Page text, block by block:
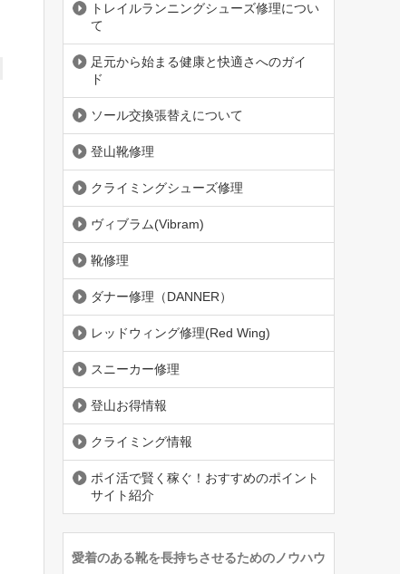
トレイルランニングシューズ修理につい
て
足元から始まる健康と快適さへのガイ
ド
ソール交換張替えについて
登山靴修理
クライミングシューズ修理
ヴィブラム(Vibram)
靴修理
ダナー修理（DANNER）
レッドウィング修理(Red Wing)
スニーカー修理
登山お得情報
クライミング情報
ポイ活で賢く稼ぐ！おすすめのポイント
サイト紹介
愛着のある靴を長持ちさせるためのノウハウ